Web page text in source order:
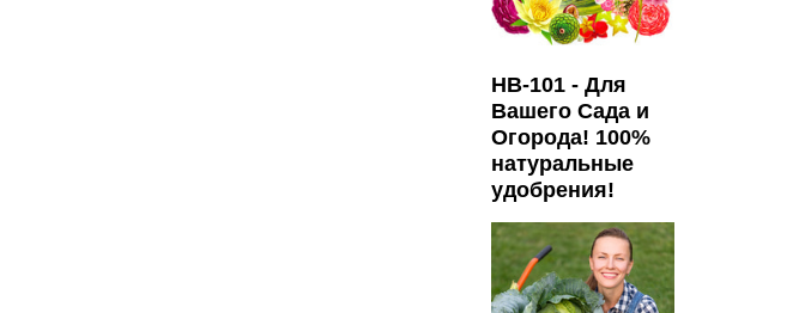
HB-101 - Для
Вашего Сада и
Огорода! 100%
натуральные
удобрения!